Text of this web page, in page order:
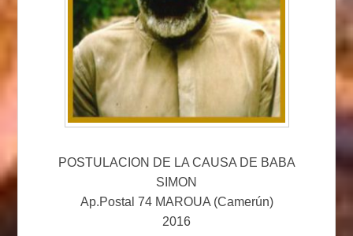
POSTULACION DE LA CAUSA DE BABA
SIMON
Ap.Postal 74 MAROUA (Camerún)
2016